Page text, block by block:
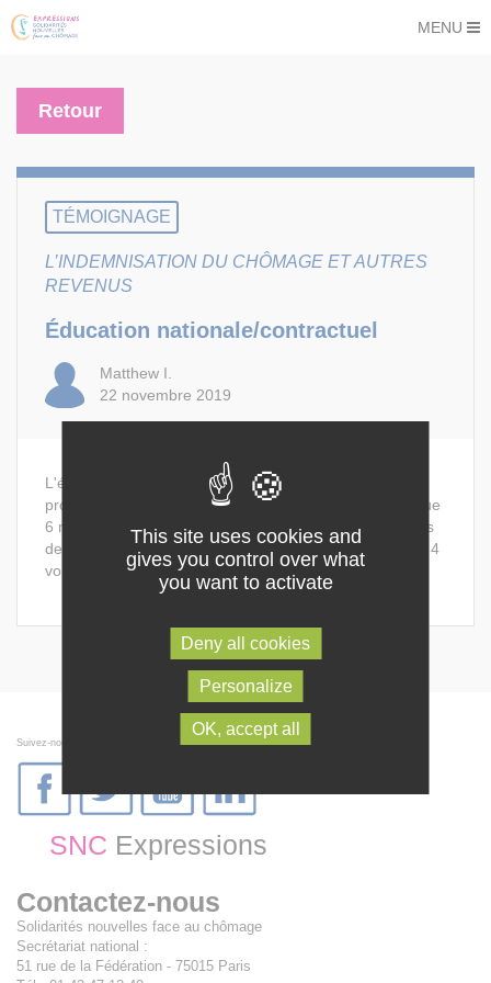
MENU
Retour
TÉMOIGNAGE
L’INDEMNISATION DU CHÔMAGE ET AUTRES
REVENUS
Éducation nationale/contractuel
Matthew I.
22 novembre 2019
L'éducation nationale va avoir très mal à recruter des
professeurs contractuels pour des contrats de moins que
6 mois des que les profs vont se voir attribuer des droits
de chômage inférieur au RSA et que ces profs auraient 4
voir 6 mois à attendre afin de toucher le RSA
Suivez-nous sur les réseaux sociaux
SNC Expressions
Contactez-nous
Solidarités nouvelles face au chômage
Secrétariat national :
51 rue de la Fédération - 75015 Paris
This site uses cookies and
gives you control over what
you want to activate
Deny all cookies
Personalize
OK, accept all